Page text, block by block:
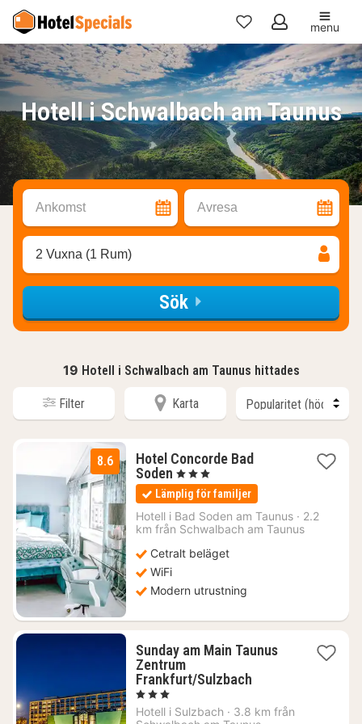
Mina
favoriter
menu
Hotell i Schwalbach am Taunus
Ankomst Avresa
2 Vuxna (1 Rum)
Sök
19 Hotell i Schwalbach am Taunus hittades
Filter Karta
8.6
Hotel Concorde Bad
Soden 1
natt
från
1124
kr.
, 3 Stjärnor
Lämplig för familjer
Hotell i Bad Soden am Taunus · 2.2
km från Schwalbach am Taunus
Cetralt beläget
WiFi
Modern utrustning
Sunday am Main Taunus
Zentrum
Frankfurt/Sulzbach1
från
, 3 Stjärnor
Hotell i Sulzbach · 3.8 km från